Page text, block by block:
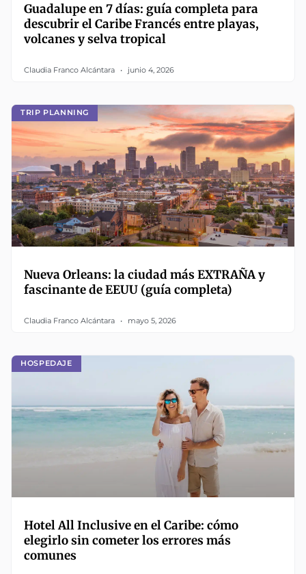
Guadalupe en 7 días: guía completa para
descubrir el Caribe Francés entre playas,
volcanes y selva tropical
Claudia Franco Alcántara junio 4, 2026
TRIP PLANNING
Nueva Orleans: la ciudad más EXTRAÑA y
fascinante de EEUU (guía completa)
Claudia Franco Alcántara mayo 5, 2026
HOSPEDAJE
Hotel All Inclusive en el Caribe: cómo
elegirlo sin cometer los errores más
comunes